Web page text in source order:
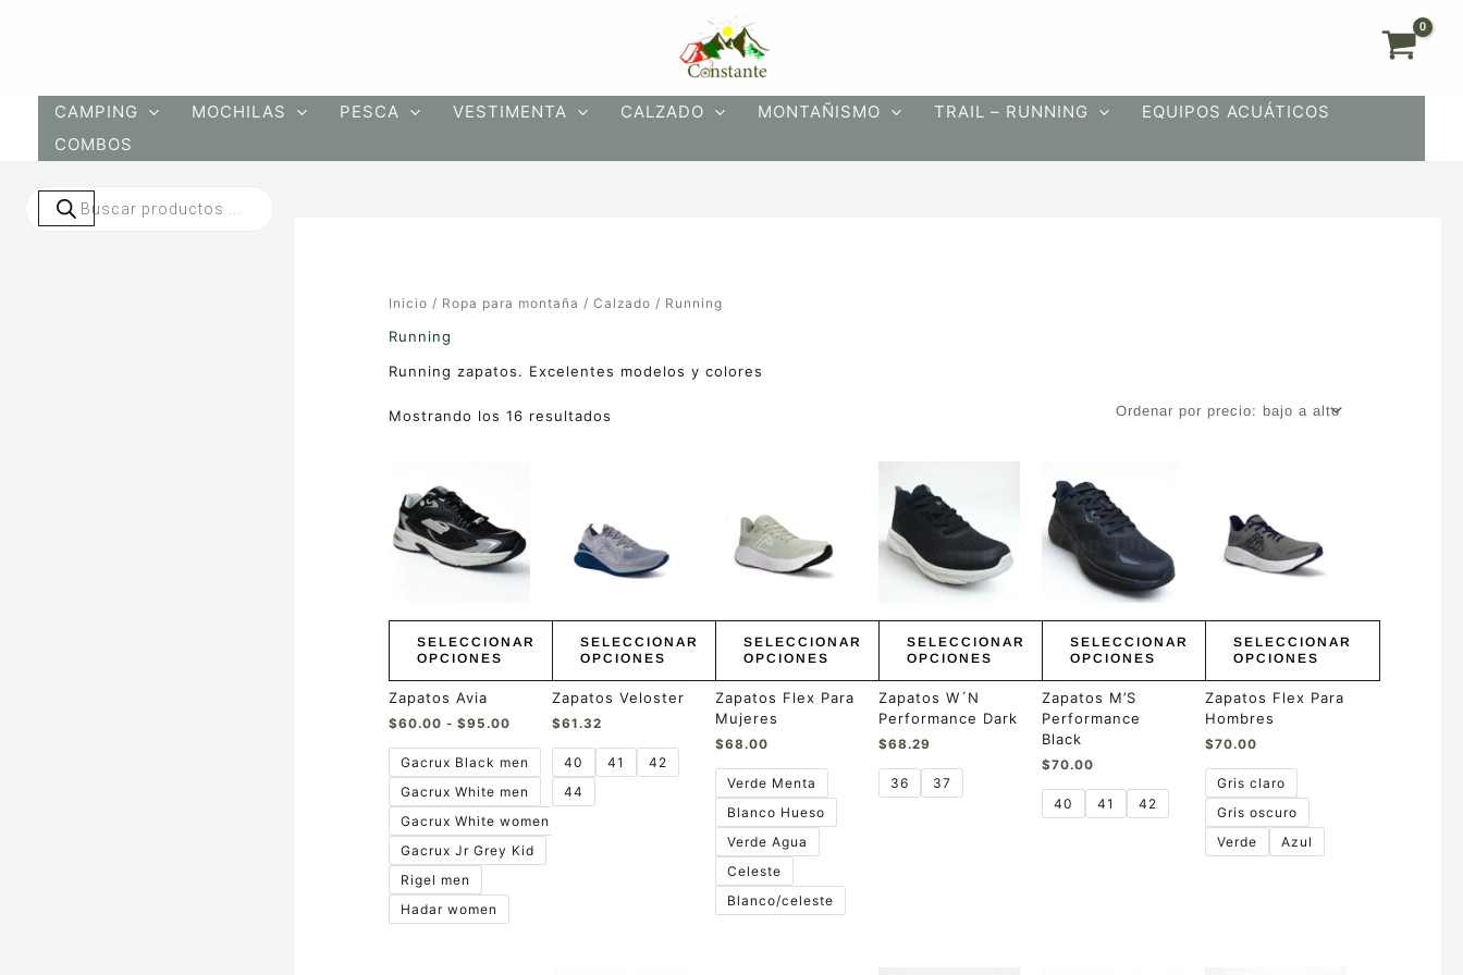
CAMPING MOCHILAS PESCA VESTIMENTA CALZADO MONTAÑISMO TRAIL – RUNNING
EQUIPOS ACUÁTICOS
COMBOS
Búsqueda
productos
Inicio / Ropa para montaña / Calzado / Running
Running
Running zapatos. Excelentes modelos y colores
Mostrando los 16 resultados
SELECCIONAR
OPCIONES
producto
tiene
múltiples
variantes.
pueden
elegir
en
la
página
producto
Zapatos Avia
$60.00 - $95.00
$60.00
hasta
$95.00
Gacrux Black men
Gacrux White men
Gacrux White women
Gacrux Jr Grey Kid
Rigel men
Hadar women
SELECCIONAR
OPCIONES
múltiples
variantes.
pueden
elegir
en
la
página
producto
Zapatos Veloster
$61.32
40 41
42
44
SELECCIONAR
OPCIONES
múltiples
variantes.
pueden
elegir
en
la
página
de
Zapatos Flex Para
Mujeres
$68.00
Verde Menta
Blanco Hueso
Verde Agua
Celeste
Blanco/celeste
SELECCIONAR
OPCIONES
producto
tiene
múltiples
variantes.
Las
opciones
pueden
elegir
en
la
página
de
Zapatos W´N
Performance Dark
$68.29
36 37
SELECCIONAR
OPCIONES
producto
tiene
múltiples
variantes.
opciones
pueden
elegir
en
la
página
de
producto
Zapatos M’S
Performance
Black
$70.00
40 41 42
SELECCIONAR
OPCIONES
tiene
múltiples
variantes.
pueden
elegir
en
la
página
de
Zapatos Flex Para
Hombres
$70.00
Gris claro
Gris oscuro
Verde
Azul